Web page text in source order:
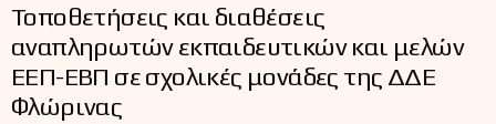
Τοποθετήσεις και διαθέσεις
αναπληρωτών εκπαιδευτικών και μελών
ΕΕΠ-ΕΒΠ σε σχολικές μονάδες της ΔΔΕ
Φλώρινας